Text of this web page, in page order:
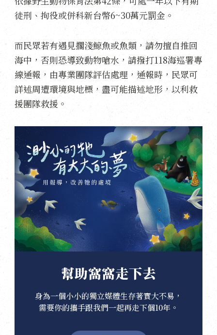
徒刑、拘役或併科新台幣6~30萬元罰金。
而民眾若有遇見擱淺鯨魚或魚類，請勿擅自推回
海中，否則恐導致動物嗆水，請撥打118海巡署專
線通報，由專業團隊評估處理，通報時，民眾可
詳述周遭環境與地標，盡可能描述地形，以利救
援團隊救援。
幫助窩窩走下去
身為一個小小的獨立媒體生存著實大不易，
需要你的攜手跟我們一起再走下個10年。